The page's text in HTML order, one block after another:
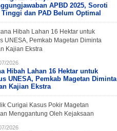
APBD 2025, Soroti
Tinggi dan PAD Belum Optimal
2026
Hibah Lahan 16 Hektar untuk
UNESA, Pemkab Magetan Diminta
Kajian Ekstra
2026